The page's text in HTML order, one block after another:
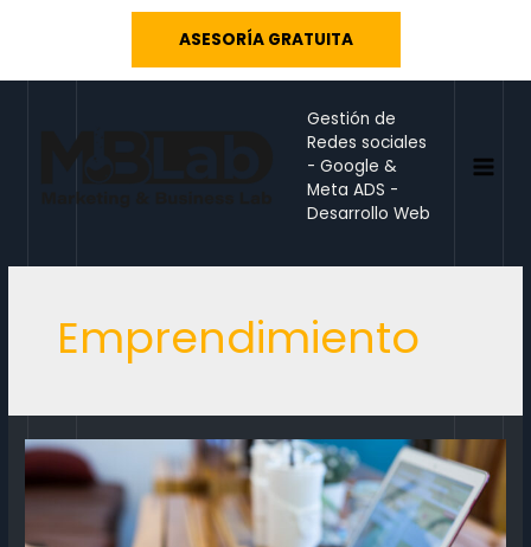
ASESORÍA GRATUITA
Gestión de
Redes sociales
- Google &
Meta ADS -
Desarrollo Web
Emprendimiento